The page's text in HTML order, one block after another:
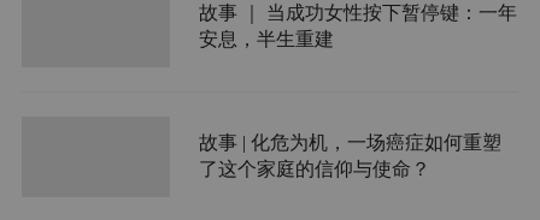
故事 ｜ 当成功女性按下暂停键：一年
安息，半生重建
故事 | 化危为机，一场癌症如何重塑
了这个家庭的信仰与使命？